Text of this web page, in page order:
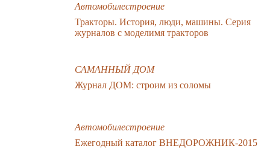
Автомобилестроение
Тракторы. История, люди, машины. Серия
журналов с моделимя тракторов
САМАННЫЙ ДОМ
Журнал ДОМ: строим из соломы
Автомобилестроение
Ежегодный каталог ВНЕДОРОЖНИК-2015